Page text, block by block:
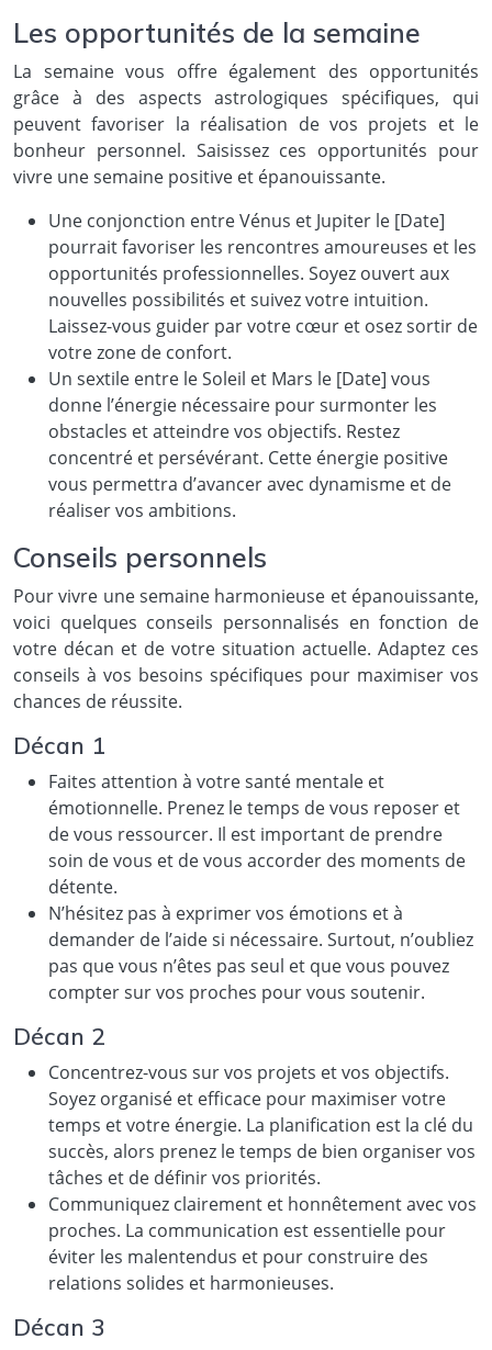
Les opportunités de la semaine
La semaine vous offre également des opportunités
grâce à des aspects astrologiques spécifiques, qui
peuvent favoriser la réalisation de vos projets et le
bonheur personnel. Saisissez ces opportunités pour
vivre une semaine positive et épanouissante.
Une conjonction entre Vénus et Jupiter le [Date]
pourrait favoriser les rencontres amoureuses et les
opportunités professionnelles. Soyez ouvert aux
nouvelles possibilités et suivez votre intuition.
Laissez-vous guider par votre cœur et osez sortir de
votre zone de confort.
Un sextile entre le Soleil et Mars le [Date] vous
donne l’énergie nécessaire pour surmonter les
obstacles et atteindre vos objectifs. Restez
concentré et persévérant. Cette énergie positive
vous permettra d’avancer avec dynamisme et de
réaliser vos ambitions.
Conseils personnels
Pour vivre une semaine harmonieuse et épanouissante,
voici quelques conseils personnalisés en fonction de
votre décan et de votre situation actuelle. Adaptez ces
conseils à vos besoins spécifiques pour maximiser vos
chances de réussite.
Décan 1
Faites attention à votre santé mentale et
émotionnelle. Prenez le temps de vous reposer et
de vous ressourcer. Il est important de prendre
soin de vous et de vous accorder des moments de
détente.
N’hésitez pas à exprimer vos émotions et à
demander de l’aide si nécessaire. Surtout, n’oubliez
pas que vous n’êtes pas seul et que vous pouvez
compter sur vos proches pour vous soutenir.
Décan 2
Concentrez-vous sur vos projets et vos objectifs.
Soyez organisé et efficace pour maximiser votre
temps et votre énergie. La planification est la clé du
succès, alors prenez le temps de bien organiser vos
tâches et de définir vos priorités.
Communiquez clairement et honnêtement avec vos
proches. La communication est essentielle pour
éviter les malentendus et pour construire des
relations solides et harmonieuses.
Décan 3